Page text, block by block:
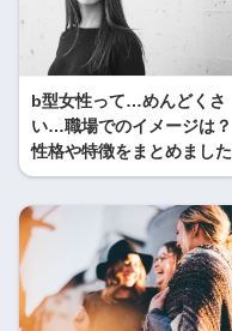
b型女性って…めんどくさ
い…職場でのイメージは？
性格や特徴をまとめました